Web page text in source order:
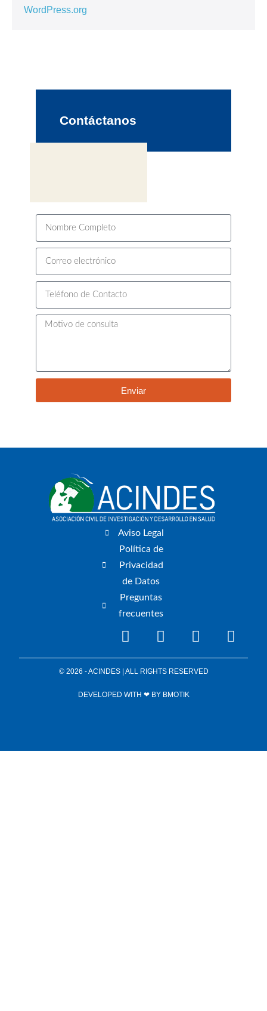
WordPress.org
Contáctanos
Enviar
Aviso Legal
Política de
Privacidad
de Datos
Preguntas
frecuentes
© 2026 - ACINDES | ALL RIGHTS RESERVED
DEVELOPED WITH ❤ BY BMOTIK